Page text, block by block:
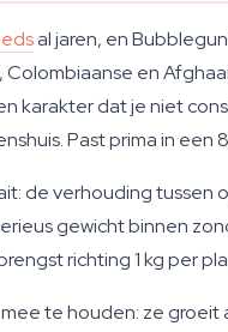
al jaren, en
Colombiaanse en
karakter dat je niet
Past prima in een
de verhouding
gewicht binnen
richting 1 kg per
te houden: ze